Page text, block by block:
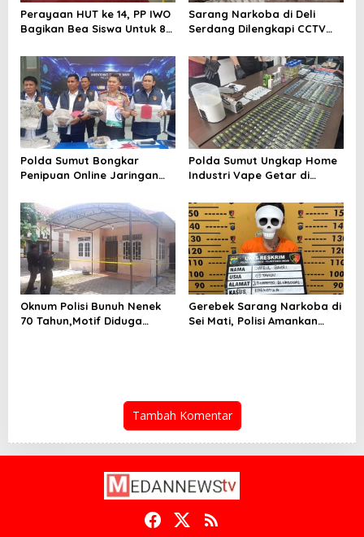
Perayaan HUT ke 14, PP IWO
Bagikan Bea Siswa Untuk 8
Jaksel
Sarang Narkoba di Deli
Serdang Dilengkapi CCTV
Orang
Polda Sumut Bongkar
Penipuan Online Jaringan
Rp 6,7 Miliar
Polda Sumut Ungkap Home
Industri Vape Getar di
Oknum Polisi Bunuh Nenek
70 Tahun,Motif Diduga
Gerebek Sarang Narkoba di
Sei Mati, Polisi Amankan
Tambah Komentar